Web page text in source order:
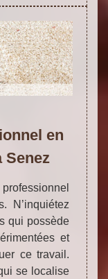
en
Senez
N’inquiétez
qui possède
et
ce travail.
se localise